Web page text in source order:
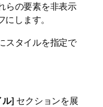
らの要素を非表示
にします。
スタイルを指定で
ル] セクションを展